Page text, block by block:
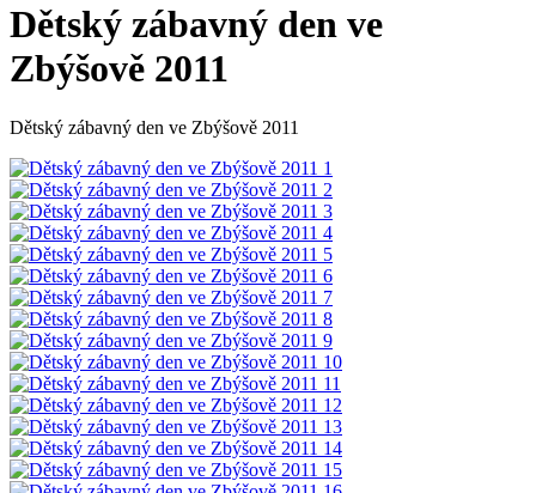
Dětský zábavný den ve
Zbýšově 2011
Dětský zábavný den ve Zbýšově 2011